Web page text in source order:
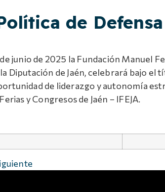
de
de junio de 2025 la Fundación Manuel
Diputación de Jaén, celebrará bajo el
de liderazgo y autonomía
y Congresos de Jaén – IFEJA.